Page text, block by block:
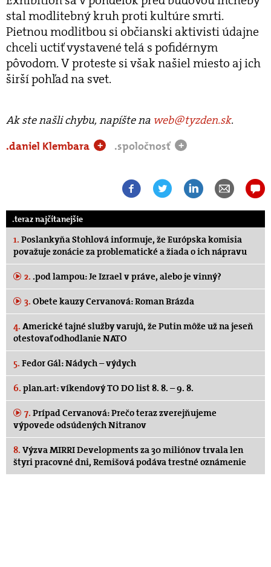
stal modlitebný kruh proti kultúre smrti.
Pietnou modlitbou si občianski aktivisti údajne
chceli uctiť vystavené telá s pofidérnym
pôvodom. V proteste si však našiel miesto aj ich
širší pohľad na svet.
Ak ste našli chybu, napíšte na web@tyzden.sk.
.daniel Klembara
+ .spoločnosť +
.teraz najčítanejšie
1. Poslankyňa Stohlová informuje, že Európska komisia
považuje zonácie za problematické a žiada o ich nápravu
2. .pod lampou: Je Izrael v práve, alebo je vinný?
3. Obete kauzy Cervanová: Roman Brázda
4. Americké tajné služby varujú, že Putin môže už na jeseň
otestovať odhodlanie NATO
5. Fedor Gál: Nádych – výdych
6. plan.art: víkendový TO DO list 8. 8. – 9. 8.
7. Prípad Cervanová: Prečo teraz zverejňujeme
výpovede odsúdených Nitranov
8. Výzva MIRRI Developments za 30 miliónov trvala len
štyri pracovné dni, Remišová podáva trestné oznámenie